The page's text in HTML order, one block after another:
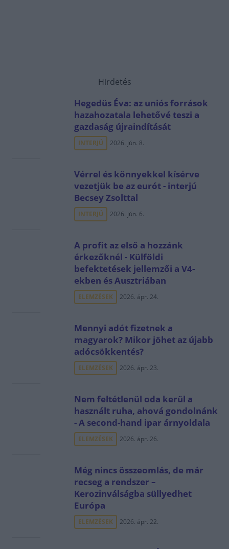
Hirdetés
Hegedüs Éva: az uniós források
hazahozatala lehetővé teszi a
gazdaság újraindítását
INTERJÚ 2026. jún. 8.
Vérrel és könnyekkel kísérve
vezetjük be az eurót - interjú
Becsey Zsolttal
INTERJÚ 2026. jún. 6.
A profit az első a hozzánk
érkezőknél - Külföldi
befektetések jellemzői a V4-
ekben és Ausztriában
ELEMZÉSEK 2026. ápr. 24.
Mennyi adót fizetnek a
magyarok? Mikor jöhet az újabb
adócsökkentés?
ELEMZÉSEK 2026. ápr. 23.
Nem feltétlenül oda kerül a
használt ruha, ahová gondolnánk
- A second-hand ipar árnyoldala
ELEMZÉSEK 2026. ápr. 26.
Még nincs összeomlás, de már
recseg a rendszer –
Kerozinválságba süllyedhet
Európa
ELEMZÉSEK 2026. ápr. 22.